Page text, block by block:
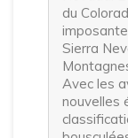
du
Sierra
Avec les
nouvelles